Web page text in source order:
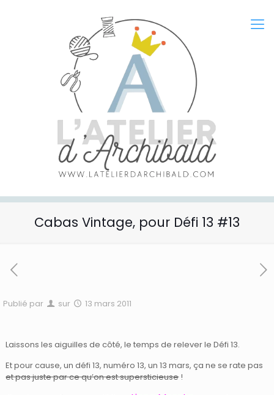
Cabas Vintage, pour Défi 13 #13
Publié par sur 13 mars 2011
Laissons les aiguilles de côté, le temps de relever le Défi 13.
Et pour cause, un défi 13, numéro 13, un 13 mars, ça ne se rate pas
et pas juste par ce qu’on est supersticieuse!